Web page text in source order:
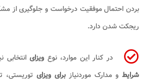
بردن احتمال موفقیت درخواست و جلوگیری از
ریجکت شدن دارد.
در کنار این موارد، نوع ویزایانتخابی
شرایط و مدارک موردنیازبرای ویزای توریستی،